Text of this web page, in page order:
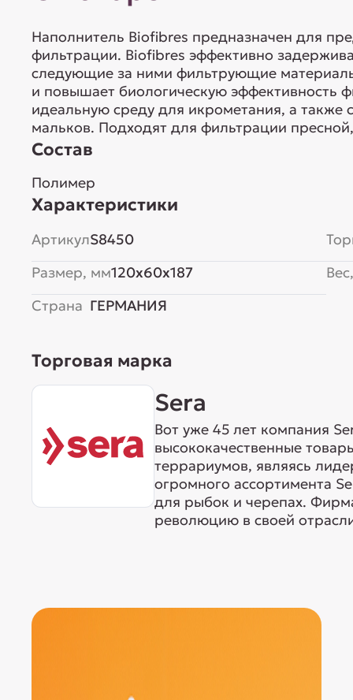
Наполнитель Biofibres предназначен для
фильтрации. Biofibres эффективно
следующие за ними фильтрующие
и повышает биологическую эффективность
идеальную среду для икрометания, а также
мальков. Подходят для фильтрации
Состав
Полимер
Характеристики
АртикулS8450
Размер, мм120x60x187
Страна ГЕРМАНИЯ
Торговая марка
Sera
Вот уже 45 лет компания
высококачественные
террариумов, являясь
огромного ассортимента
для рыбок и черепах.
революцию в своей